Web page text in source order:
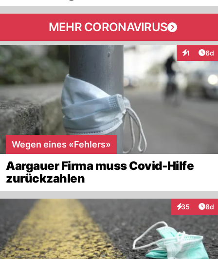
MEHR CORONAVIRUS
1 6d
Wegen eines «Fehlers»
Aargauer Firma muss Covid-Hilfe
zurückzahlen
35
Interaktionen
8d